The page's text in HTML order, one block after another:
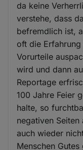
da keine
verstehe, dass
befremdlich ist,
oft die
Vorurteile
wird und dann
Reportage
100 Jahre Feier
halte, so
negativen
auch wieder
Menschen Gutes